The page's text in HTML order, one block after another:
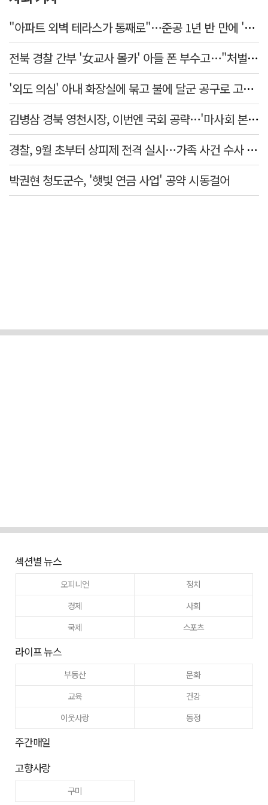
"아파트 외벽 테라스가 통째로"…준공 1년 반 만에 '아찔 사고'
전북 경찰 간부 '女교사 몰카' 아들 폰 부수고…"처벌 못하는 사안" 내부망에 글
'외도 의심' 아내 화장실에 묶고 불에 달군 공구로 고문…남편 검거
김병삼 경북 영천시장, 이번엔 국회 공략…'마사회 본사 이전·광역교통망 확충' 요청
경찰, 9월 초부터 상피제 전격 실시…가족 사건 수사 못해
박권현 청도군수, '햇빛 연금 사업' 공약 시동걸어
섹션별 뉴스
오피니언
정치
경제
사회
국제
스포츠
라이프 뉴스
부동산
문화
교육
건강
이웃사랑
동정
주간매일
고향사랑
구미